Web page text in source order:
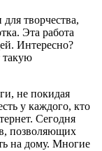
творчества,
Эта работа
Интересно?
такую
не покидая
у каждого, кто
Сегодня
позволяющих
на дому. Многие